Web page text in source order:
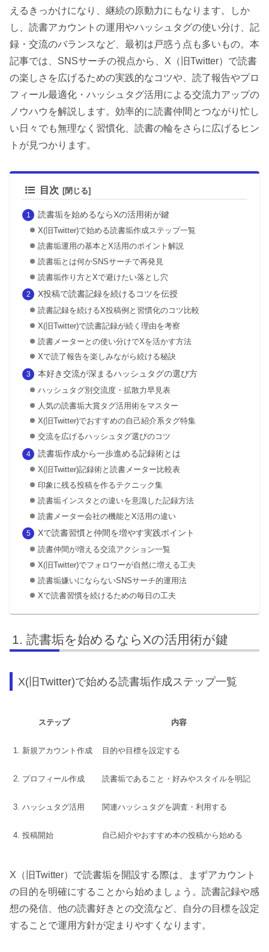
えるきっかけになり、継続の原動力にもなります。しか
し、読書アカウントの運用やハッシュタグの使い分け、記
録・交流のバランスなど、最初は戸惑う点も多いもの。本
記事では、SNSサーチの視点から、X（旧Twitter）で読書
の楽しさを広げるための実践的なコツや、読了報告やプロ
フィール最適化・ハッシュタグ活用による交流力アップの
ノウハウを解説します。効率的に読書仲間とつながり忙し
い日々でも無理なく習慣化、読書の輪をさらに広げるヒン
トが見つかります。
目次
読書垢を始めるならXの活用術が鍵
X(旧Twitter)で始める読書垢作成ステップ一覧
読書垢運用の基本とX活用のポイント解説
読書垢とは何かSNSサーチで再発見
読書垢作り方とXで避けたい落とし穴
X投稿で読書記録を続けるコツを伝授
読書記録を続けるX投稿例と習慣化のコツ比較
X(旧Twitter)で読書記録が続く理由を考察
読書メーターとの使い分けでXを活かす方法
Xで読了報告を楽しみながら続ける秘訣
本好き交流が深まるハッシュタグの選び方
ハッシュタグ別交流度・拡散力早見表
人気の読書垢大賞タグ活用術をマスター
X(旧Twitter)でおすすめの自己紹介系タグ特集
交流を広げるハッシュタグ選びのコツ
読書垢作成から一歩進める記録術とは
X(旧Twitter)記録術と読書メーター比較表
印象に残る投稿を作るテクニック集
読書垢インスタとの違いを意識した記録方法
読書メーター会社の機能とX活用の違い
Xで読書習慣と仲間を増やす実践ポイント
読書仲間が増える交流アクション一覧
X(旧Twitter)でフォロワーが自然に増える工夫
読書垢嫌いにならないSNSサーチ的運用法
Xで読書習慣を続けるための毎日の工夫
読書垢を始めるならXの活用術が鍵
X(旧Twitter)で始める読書垢作成ステップ一覧
ステップ 内容
1. 新規アカウント作成 目的や目標を設定する
2. プロフィール作成 読書垢であること・好みやスタイルを明記
3. ハッシュタグ活用 関連ハッシュタグを調査・利用する
4. 投稿開始 自己紹介やおすすめ本の投稿から始める
X（旧Twitter）で読書垢を開設する際は、まずアカウント
の目的を明確にすることから始めましょう。読書記録や感
想の発信、他の読書好きとの交流など、自分の目標を設定
することで運用方針が定まりやすくなります。